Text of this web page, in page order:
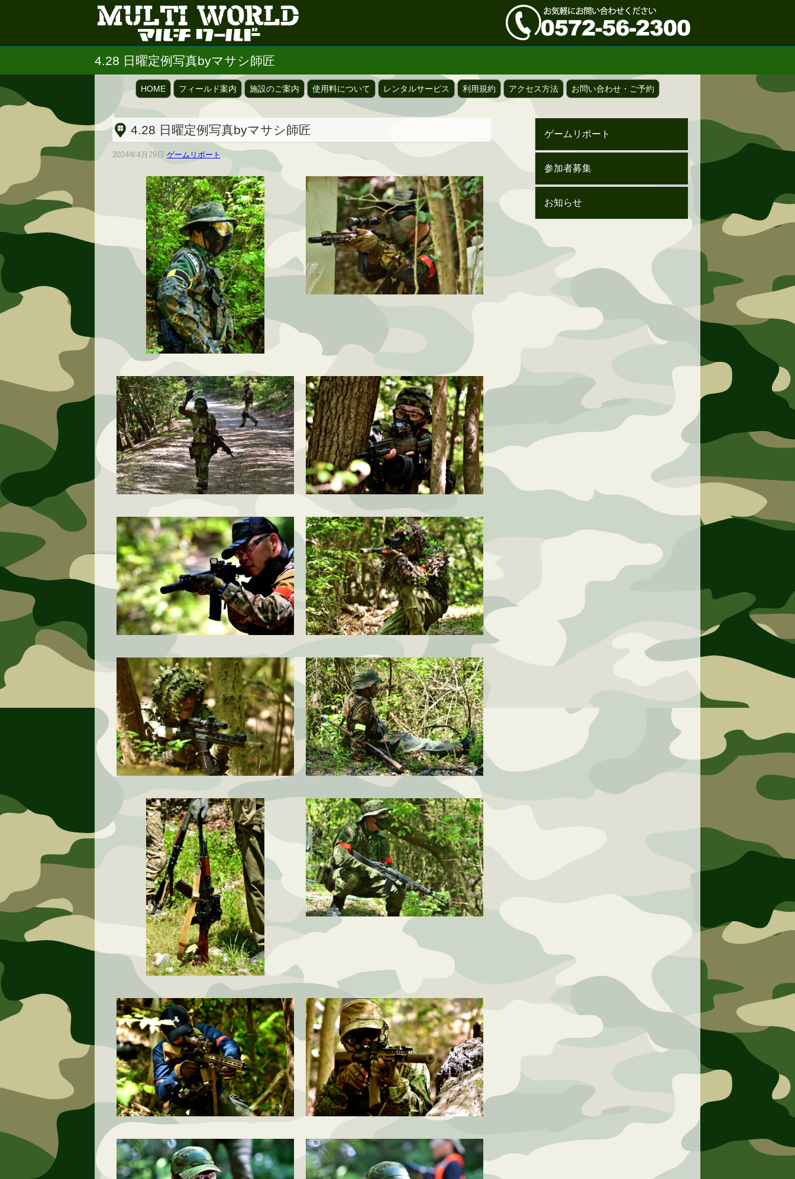
4.28 日曜定例写真byマサシ師匠
HOME フィールド案内 施設のご案内 使用料について レンタルサービス 利用規約 アクセス方法 お問い合わせ・ご予約
4.28 日曜定例写真byマサシ師匠
2024年4月29日 ゲームリポート
ゲームリポート
参加者募集
お知らせ